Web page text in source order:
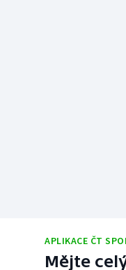
APLIKACE ČT
Mějte